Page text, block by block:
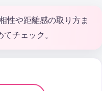
性や距離感の取り方ま
てチェック。